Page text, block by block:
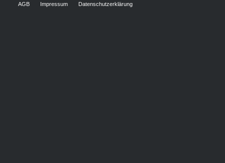
AGB
Impressum Datenschutzerklärung